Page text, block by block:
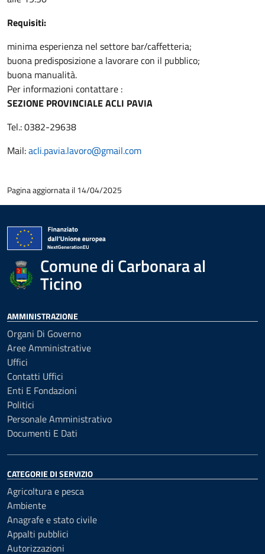
Requisiti:
minima esperienza nel settore bar/caffetteria;
buona predisposizione a lavorare con il pubblico;
buona manualità.
Per informazioni contattare :
SEZIONE PROVINCIALE ACLI PAVIA
Tel.: 0382-29638
Mail:acli.pavia.lavoro@gmail.com
Pagina aggiornata il 14/04/2025
Comune di Carbonara al
Ticino
AMMINISTRAZIONE
Organi Di Governo
Aree Amministrative
Uffici
Contatti Uffici
Enti E Fondazioni
Politici
Personale Amministrativo
Documenti E Dati
CATEGORIE DI SERVIZIO
Agricoltura e pesca
Ambiente
Anagrafe e stato civile
Appalti pubblici
Autorizzazioni